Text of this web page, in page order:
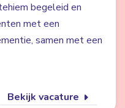
begeleid en
met een
samen met een
Bekijk vacature